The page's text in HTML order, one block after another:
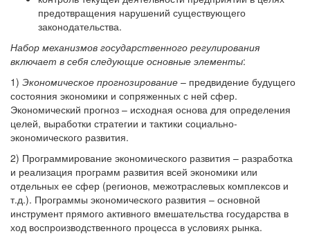
предотвращения нарушений существующего
законодательства.
Набор механизмов государственного регулирования
включает в себя следующие основные элементы:
1) Экономическое прогнозирование – предвидение будущего
состояния экономики и сопряженных с ней сфер.
Экономический прогноз – исходная основа для определения
целей, выработки стратегии и тактики социально-
экономического развития.
2) Программирование экономического развития – разработка
и реализация программ развития всей экономики или
отдельных ее сфер (регионов, межотраслевых комплексов и
т.д.). Программы экономического развития – основной
инструмент прямого активного вмешательства государства в
ход воспроизводственного процесса в условиях рынка.